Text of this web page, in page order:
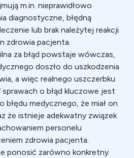
m.in. nieprawidłowo
diagnostyczne, błędną
lub brak należytej reakcji
zdrowia pacjenta.
za błąd powstaje wówczas,
doszło do uszkodzenia
a więc realnego uszczerbku
o błąd kluczowe jest
błędu medycznego, że miał on
że istnieje adekwatny związek
personelu
zdrowia pacjenta.
ponosić zarówno konkretny